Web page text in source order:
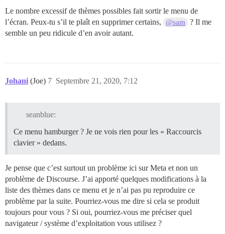
Le nombre excessif de thèmes possibles fait sortir le menu de
l’écran. Peux-tu s’il te plaît en supprimer certains,
@sam
? Il me
semble un peu ridicule d’en avoir autant.
Johani (Joe) Septembre 21, 2020, 7:12
7
seanblue:
Ce menu hamburger ? Je ne vois rien pour les « Raccourcis
clavier » dedans.
Je pense que c’est surtout un problème ici sur Meta et non un
problème de Discourse. J’ai apporté quelques modifications à la
liste des thèmes dans ce menu et je n’ai pas pu reproduire ce
problème par la suite. Pourriez-vous me dire si cela se produit
toujours pour vous ? Si oui, pourriez-vous me préciser quel
navigateur / système d’exploitation vous utilisez ?